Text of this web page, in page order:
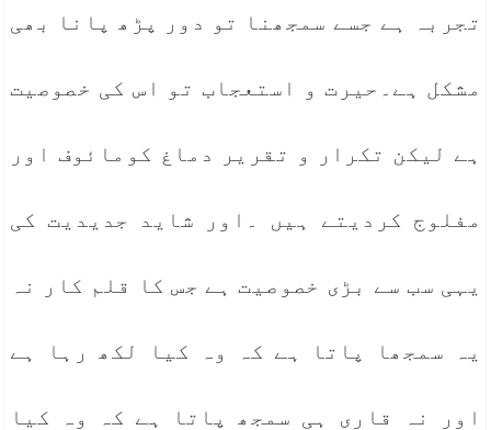
تجربہ ہے جسے سمجھنا تو دور پڑھ پانا بھی
مشکل ہے۔حیرت و استعجاب تو اس کی خصوصیت
ہے لیکن تکرار و تقریر دماغ کومائوف اور
مفلوج کردیتے ہیں ۔اور شاید جدیدیت کی
یہی سب سے بڑی خصوصیت ہے جس کا قلم کار نہ
یہ سمجھا پاتا ہے کہ وہ کیا لکھ رہا ہے
اور نہ قاری ہی سمجھ پاتا ہے کہ وہ کیا